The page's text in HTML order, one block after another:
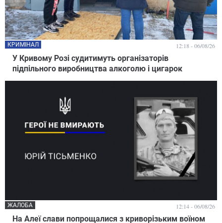
У Кривому Розі судитимуть організаторів
підпільного виробництва алкоголю і цигарок
КРИМІНАЛ 12:18 - 06/08/26
На Алеї слави попрощалися з криворізьким воїном
ЖАЛОБА 12:14 - 06/08/26